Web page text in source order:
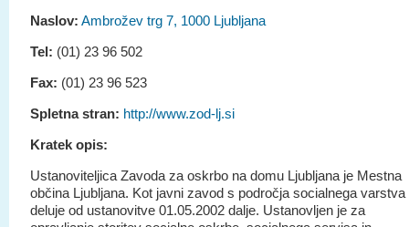
Naslov: Ambrožev trg 7, 1000 Ljubljana
Tel: (01) 23 96 502
Fax: (01) 23 96 523
Spletna stran: http://www.zod-lj.si
Kratek opis:
Ustanoviteljica Zavoda za oskrbo na domu Ljubljana je Mestna
občina Ljubljana. Kot javni zavod s področja socialnega varstva
deluje od ustanovitve 01.05.2002 dalje. Ustanovljen je za